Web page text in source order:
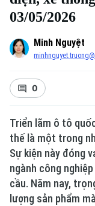
03/05/2026
Minh Nguyệt
0
Triển lãm ô tô
thế là một trong
Sự kiện này đóng
ngành công
cầu. Năm nay,
lượng sản phẩm